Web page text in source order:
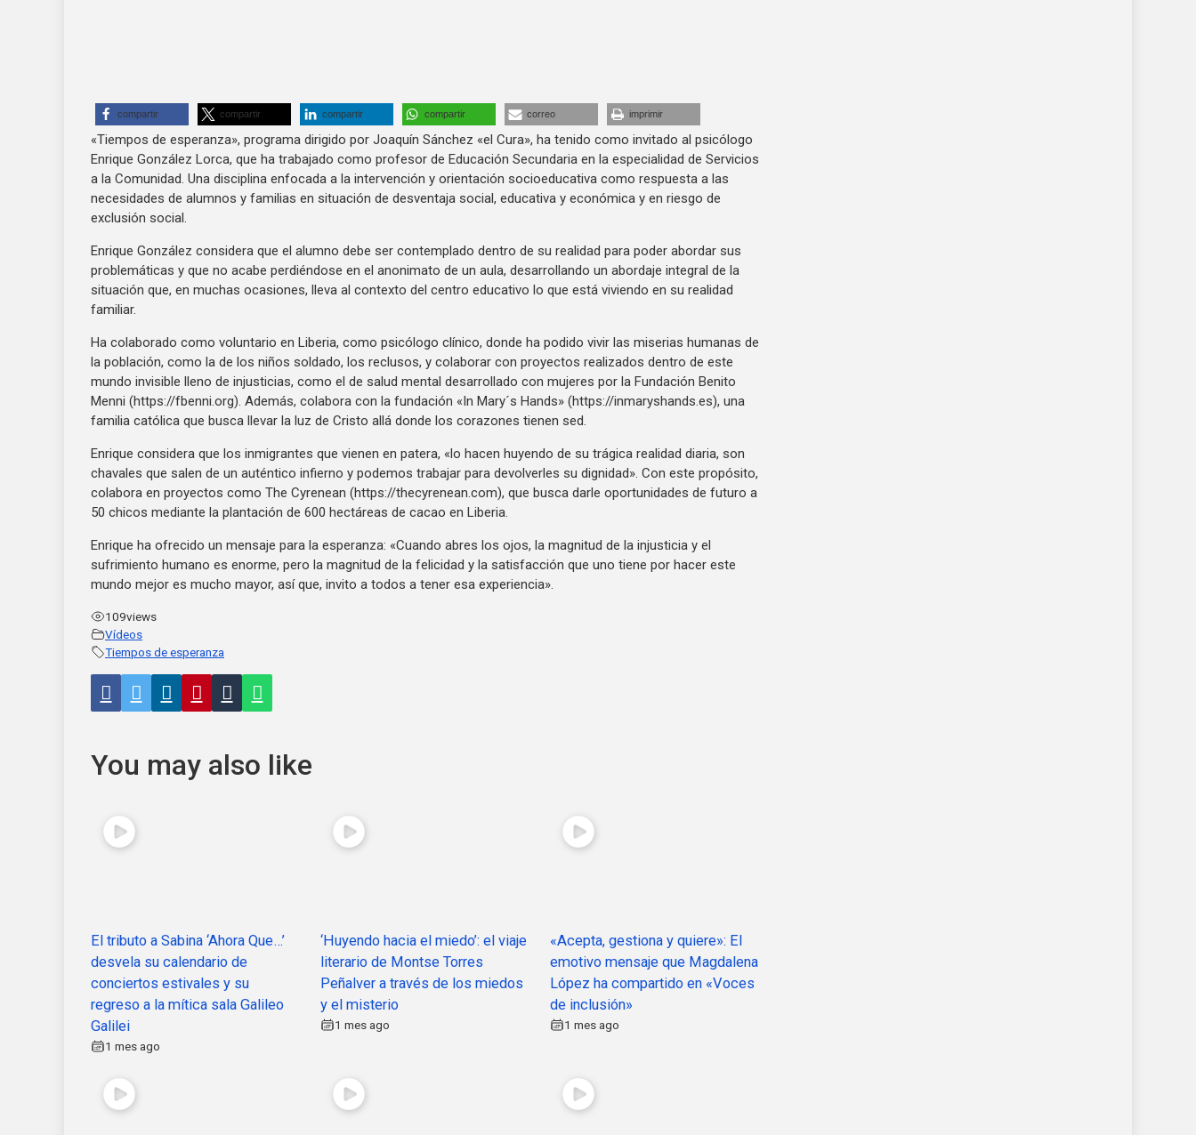
compartir compartir compartir compartir correo imprimir
«Tiempos de esperanza», programa dirigido por Joaquín Sánchez «el Cura», ha tenido como invitado al psicólogo
Enrique González Lorca, que ha trabajado como profesor de Educación Secundaria en la especialidad de Servicios
a la Comunidad. Una disciplina enfocada a la intervención y orientación socioeducativa como respuesta a las
necesidades de alumnos y familias en situación de desventaja social, educativa y económica y en riesgo de
exclusión social.
Enrique González considera que el alumno debe ser contemplado dentro de su realidad para poder abordar sus
problemáticas y que no acabe perdiéndose en el anonimato de un aula, desarrollando un abordaje integral de la
situación que, en muchas ocasiones, lleva al contexto del centro educativo lo que está viviendo en su realidad
familiar.
Ha colaborado como voluntario en Liberia, como psicólogo clínico, donde ha podido vivir las miserias humanas de
la población, como la de los niños soldado, los reclusos, y colaborar con proyectos realizados dentro de este
mundo invisible lleno de injusticias, como el de salud mental desarrollado con mujeres por la Fundación Benito
Menni (https://fbenni.org). Además, colabora con la fundación «In Mary´s Hands» (https://inmaryshands.es), una
familia católica que busca llevar la luz de Cristo allá donde los corazones tienen sed.
Enrique considera que los inmigrantes que vienen en patera, «lo hacen huyendo de su trágica realidad diaria, son
chavales que salen de un auténtico infierno y podemos trabajar para devolverles su dignidad». Con este propósito,
colabora en proyectos como The Cyrenean (https://thecyrenean.com), que busca darle oportunidades de futuro a
50 chicos mediante la plantación de 600 hectáreas de cacao en Liberia.
Enrique ha ofrecido un mensaje para la esperanza: «Cuando abres los ojos, la magnitud de la injusticia y el
sufrimiento humano es enorme, pero la magnitud de la felicidad y la satisfacción que uno tiene por hacer este
mundo mejor es mucho mayor, así que, invito a todos a tener esa experiencia».
109views
Vídeos
Tiempos de esperanza
You may also like
El tributo a Sabina ‘Ahora Que…’
desvela su calendario de
conciertos estivales y su
regreso a la mítica sala Galileo
Galilei
1 mes ago
‘Huyendo hacia el miedo’: el viaje
literario de Montse Torres
Peñalver a través de los miedos
y el misterio
1 mes ago
«Acepta, gestiona y quiere»: El
emotivo mensaje que Magdalena
López ha compartido en «Voces
de inclusión»
1 mes ago